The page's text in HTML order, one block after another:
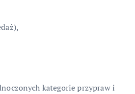
kategorie przypraw i